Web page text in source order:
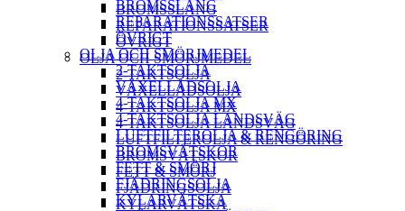
BROMSSLANG
REPARATIONSSATSER
ÖVRIGT
OLJA OCH SMÖRJMEDEL
2-TAKTSOLJA
VÄXELLÅDSOLJA
4-TAKTSOLJA MX
4-TAKTSOLJA LANDSVÄG
LUFTFILTEROLJA & RENGÖRING
BROMSVÄTSKOR
FETT & SMÖRJ
FJÄDRINGSOLJA
KYLARVÄTSKA
BROMSSLANG
REPARATIONSSATSER
ÖVRIGT
OLJA OCH SMÖRJMEDEL
2-TAKTSOLJA
VÄXELLÅDSOLJA
4-TAKTSOLJA MX
4-TAKTSOLJA LANDSVÄG
LUFTFILTEROLJA & RENGÖRING
BROMSVÄTSKOR
FETT & SMÖRJ
FJÄDRINGSOLJA
KYLARVÄTSKA